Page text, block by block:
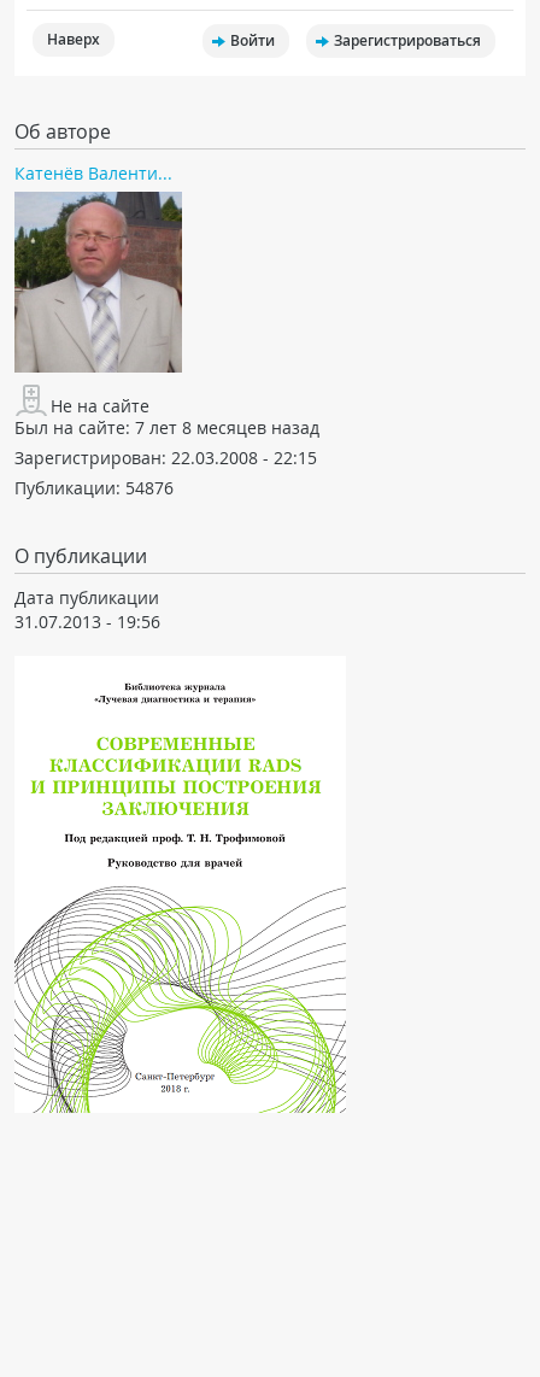
Наверх Войти Зарегистрироваться
Об авторе
Катенёв Валенти...
Не на сайте
Был на сайте: 7 лет 8 месяцев назад
Зарегистрирован: 22.03.2008 - 22:15
Публикации: 54876
О публикации
Дата публикации
31.07.2013 - 19:56